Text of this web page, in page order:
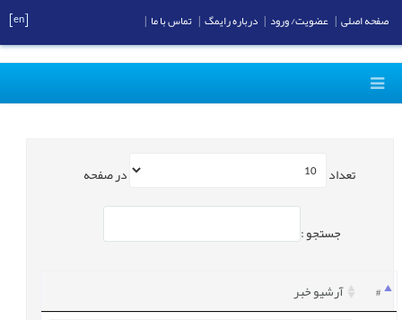
تعداد در صفحه
جستجو :
#
آرشیو خبر
صفحه اصلی عضویت/ ورود درباره رایمگ تماس با ما